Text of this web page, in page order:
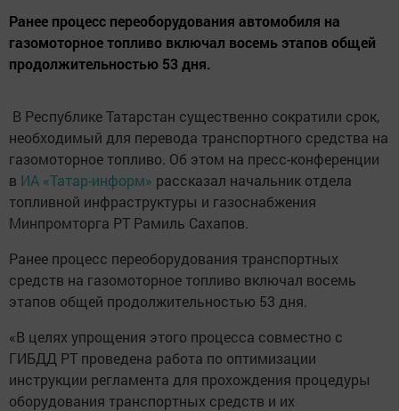
Ранее процесс переоборудования автомобиля на
газомоторное топливо включал восемь этапов общей
продолжительностью 53 дня.
В Республике Татарстан существенно сократили срок,
необходимый для перевода транспортного средства на
газомоторное топливо. Об этом на пресс-конференции
в ИА «Татар-информ» рассказал начальник отдела
топливной инфраструктуры и газоснабжения
Минпромторга РТ Рамиль Сахапов.
Ранее процесс переоборудования транспортных
средств на газомоторное топливо включал восемь
этапов общей продолжительностью 53 дня.
«В целях упрощения этого процесса совместно с
ГИБДД РТ проведена работа по оптимизации
инструкции регламента для прохождения процедуры
оборудования транспортных средств и их